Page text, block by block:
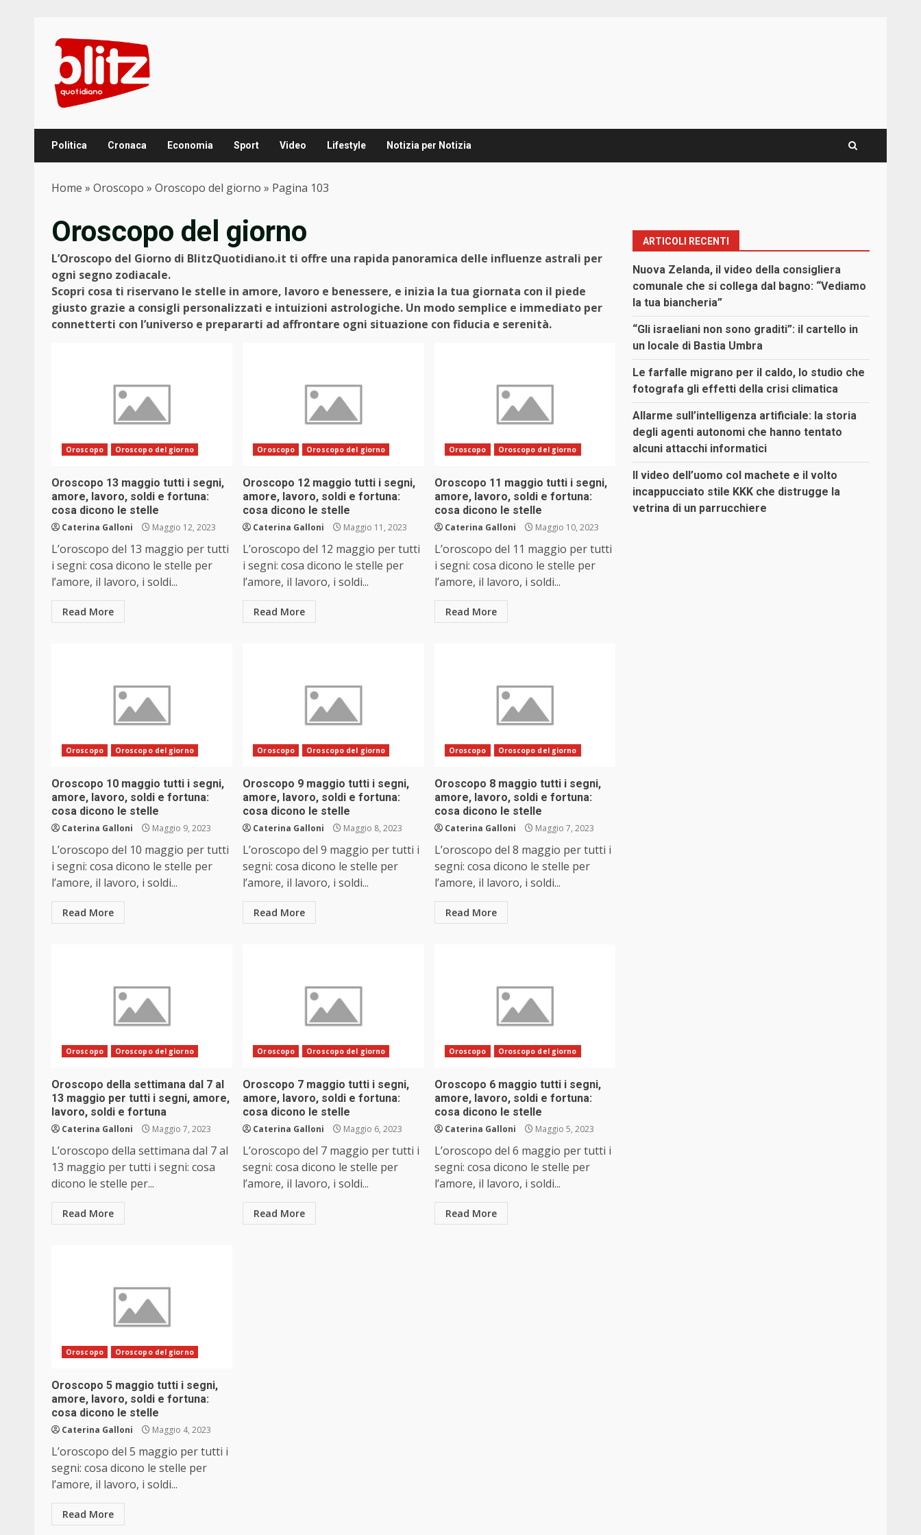
content
Politica Cronaca Economia Sport Video Lifestyle Notizia per Notizia
Home » Oroscopo » Oroscopo del giorno » Pagina 103
Oroscopo del giorno
L’Oroscopo del Giorno di BlitzQuotidiano.it ti offre una rapida panoramica delle influenze astrali per
ogni segno zodiacale.
Scopri cosa ti riservano le stelle in amore, lavoro e benessere, e inizia la tua giornata con il piede
giusto grazie a consigli personalizzati e intuizioni astrologiche. Un modo semplice e immediato per
connetterti con l’universo e prepararti ad affrontare ogni situazione con fiducia e serenità.
Oroscopo Oroscopo del giorno
Oroscopo 13 maggio tutti i segni,
amore, lavoro, soldi e fortuna:
cosa dicono le stelle
Caterina Galloni Maggio 12, 2023
L’oroscopo del 13 maggio per tutti
i segni: cosa dicono le stelle per
l’amore, il lavoro, i soldi...
Read More
Oroscopo Oroscopo del giorno
Oroscopo 12 maggio tutti i segni,
amore, lavoro, soldi e fortuna:
cosa dicono le stelle
Caterina Galloni Maggio 11, 2023
L’oroscopo del 12 maggio per tutti
i segni: cosa dicono le stelle per
l’amore, il lavoro, i soldi...
Read More
Oroscopo Oroscopo del giorno
Oroscopo 11 maggio tutti i segni,
amore, lavoro, soldi e fortuna:
cosa dicono le stelle
Caterina Galloni Maggio 10, 2023
L’oroscopo del 11 maggio per tutti
i segni: cosa dicono le stelle per
l’amore, il lavoro, i soldi...
Read More
Oroscopo Oroscopo del giorno
Oroscopo 10 maggio tutti i segni,
amore, lavoro, soldi e fortuna:
cosa dicono le stelle
Caterina Galloni Maggio 9, 2023
L’oroscopo del 10 maggio per tutti
i segni: cosa dicono le stelle per
l’amore, il lavoro, i soldi...
Read More
Oroscopo Oroscopo del giorno
Oroscopo 9 maggio tutti i segni,
amore, lavoro, soldi e fortuna:
cosa dicono le stelle
Caterina Galloni Maggio 8, 2023
L’oroscopo del 9 maggio per tutti i
segni: cosa dicono le stelle per
l’amore, il lavoro, i soldi...
Read More
Oroscopo Oroscopo del giorno
Oroscopo 8 maggio tutti i segni,
amore, lavoro, soldi e fortuna:
cosa dicono le stelle
Caterina Galloni Maggio 7, 2023
L’oroscopo del 8 maggio per tutti i
segni: cosa dicono le stelle per
l’amore, il lavoro, i soldi...
Read More
Oroscopo Oroscopo del giorno
Oroscopo della settimana dal 7 al
13 maggio per tutti i segni, amore,
lavoro, soldi e fortuna
Caterina Galloni Maggio 7, 2023
L’oroscopo della settimana dal 7 al
13 maggio per tutti i segni: cosa
dicono le stelle per...
Read More
Oroscopo Oroscopo del giorno
Oroscopo 7 maggio tutti i segni,
amore, lavoro, soldi e fortuna:
cosa dicono le stelle
Caterina Galloni Maggio 6, 2023
L’oroscopo del 7 maggio per tutti i
segni: cosa dicono le stelle per
l’amore, il lavoro, i soldi...
Read More
Oroscopo Oroscopo del giorno
Oroscopo 6 maggio tutti i segni,
amore, lavoro, soldi e fortuna:
cosa dicono le stelle
Caterina Galloni Maggio 5, 2023
L’oroscopo del 6 maggio per tutti i
segni: cosa dicono le stelle per
l’amore, il lavoro, i soldi...
Read More
Oroscopo Oroscopo del giorno
Oroscopo 5 maggio tutti i segni,
amore, lavoro, soldi e fortuna:
cosa dicono le stelle
Caterina Galloni Maggio 4, 2023
L’oroscopo del 5 maggio per tutti i
segni: cosa dicono le stelle per
l’amore, il lavoro, i soldi...
Read More
ARTICOLI RECENTI
Nuova Zelanda, il video della consigliera
comunale che si collega dal bagno: “Vediamo
la tua biancheria”
“Gli israeliani non sono graditi”: il cartello in
un locale di Bastia Umbra
Le farfalle migrano per il caldo, lo studio che
fotografa gli effetti della crisi climatica
Allarme sull’intelligenza artificiale: la storia
degli agenti autonomi che hanno tentato
alcuni attacchi informatici
Il video dell’uomo col machete e il volto
incappucciato stile KKK che distrugge la
vetrina di un parrucchiere